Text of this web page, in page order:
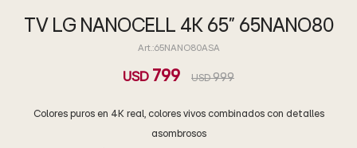
TV LG NANOCELL 4K 65" 65NANO80
65NANO80ASA
USD 799 USD 999
Colores puros en 4K real, colores vivos combinados con detalles
asombrosos